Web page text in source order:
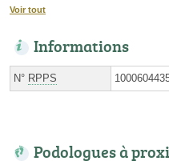
Voir tout
Informations
N° RPPS
Podologues à